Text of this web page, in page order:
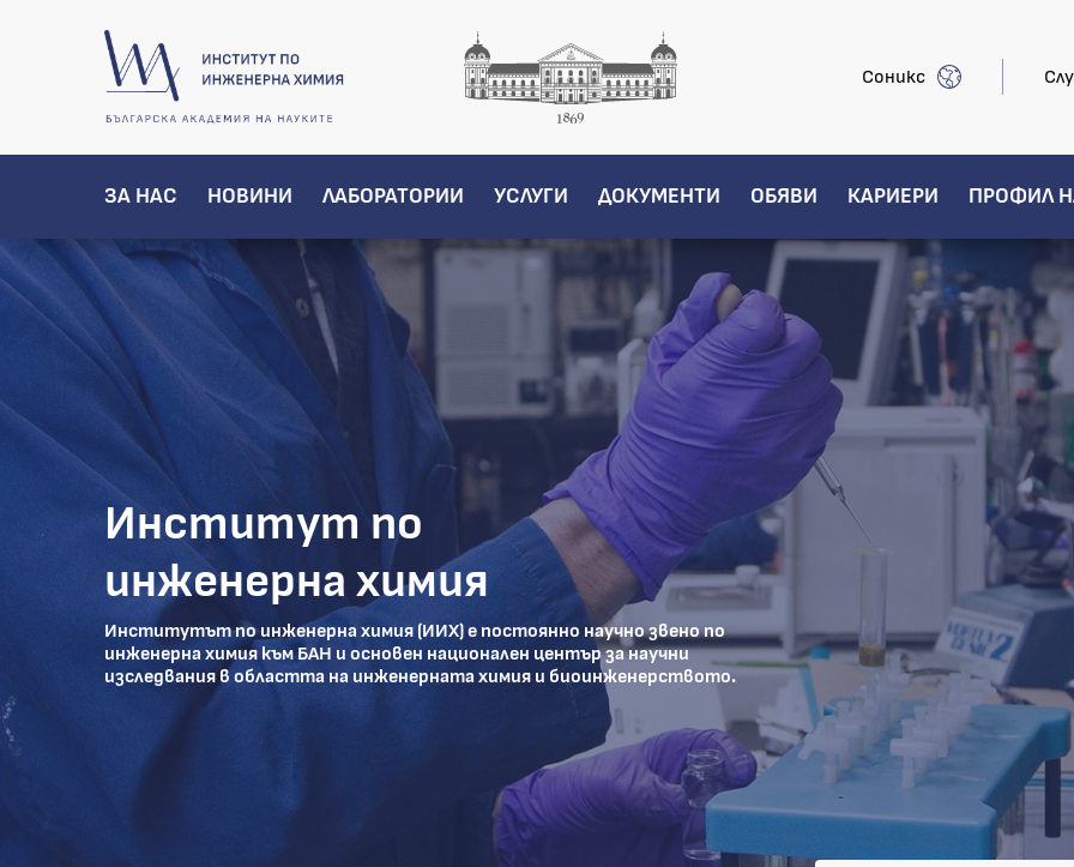
Соникс
ЗА НАС НОВИНИ ЛАБОРАТОРИИ УСЛУГИ ДОКУМЕНТИ ОБЯВИ КАРИЕРИ ПРОФИЛ
Институт по
инженерна химия
Институтът по инженерна химия (ИИХ) е постоянно научно звено по
инженерна химия към БАН и основен национален център за научни
изследвания в областта на инженерната химия и биоинженерството.